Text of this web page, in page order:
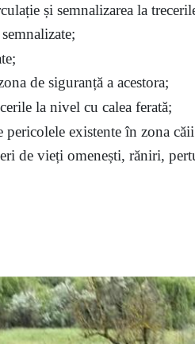
și semnalizarea la
de siguranță a acestora;
la nivel cu calea ferată;
existente în zona
de vieți omenești, răniri,